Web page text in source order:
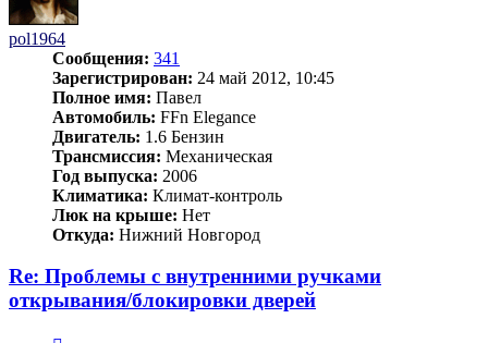
pol1964
Сообщения: 341
Зарегистрирован: 24 май 2012, 10:45
Полное имя: Павел
Автомобиль: FFn Elegance
Двигатель: 1.6 Бензин
Трансмиссия: Механическая
Год выпуска: 2006
Климатика: Климат-контроль
Люк на крыше: Нет
Откуда: Нижний Новгород
Re: Проблемы с внутренними ручками
открывания/блокировки дверей